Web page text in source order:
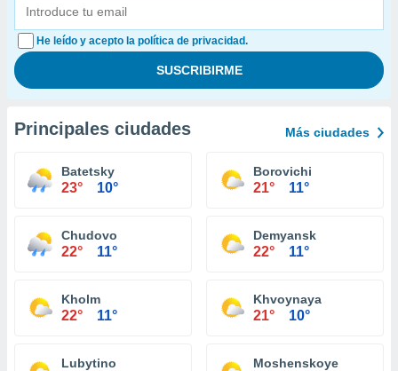
He leído y acepto la política de privacidad.
Principales ciudades Más ciudades
Batetsky
23° 10°
Borovichi
21° 11°
Chudovo
22° 11°
Demyansk
22° 11°
Kholm
22° 11°
Khvoynaya
21° 10°
Lubytino Moshenskoye